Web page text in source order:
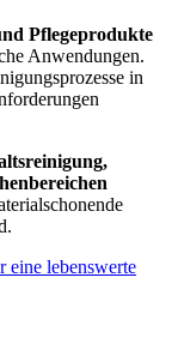
Pflegeprodukte
Anwendungen.
in
eine lebenswerte